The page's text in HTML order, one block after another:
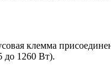
клемма
до 1260 Вт).